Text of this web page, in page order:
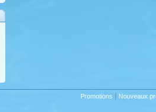
Promotions Nouveaux